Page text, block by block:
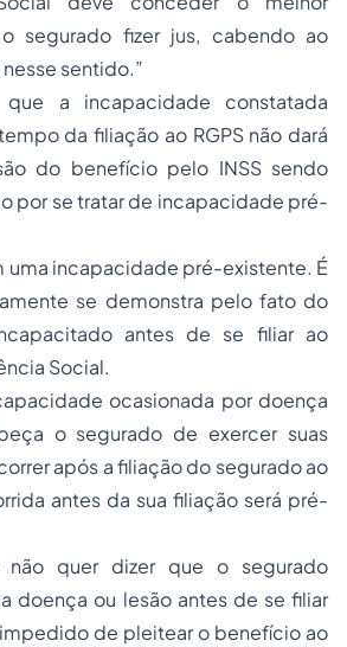
segurado fizer jus, cabendo ao
sentido.”
que a incapacidade constatada
da filiação ao RGPS não dará
do benefício pelo INSS sendo
por se tratar de incapacidade pré-
uma incapacidade pré-existente. É
se demonstra pelo fato do
antes de se filiar ao
Social.
ocasionada por doença
o segurado de exercer suas
após a filiação do segurado ao
antes da sua filiação será pré-
não quer dizer que o segurado
doença ou lesão antes de se filiar
de pleitear o benefício ao